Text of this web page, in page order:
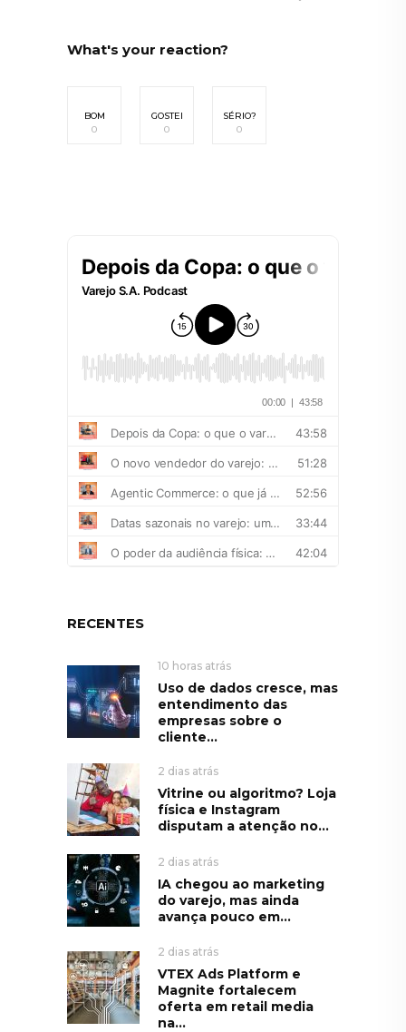
What's your reaction?
BOM
0
GOSTEI
0
SÉRIO?
0
RECENTES
10 horas atrás
Uso de dados cresce, mas
entendimento das
empresas sobre o
cliente...
2 dias atrás
Vitrine ou algoritmo? Loja
física e Instagram
disputam a atenção no...
2 dias atrás
IA chegou ao marketing
do varejo, mas ainda
avança pouco em...
2 dias atrás
VTEX Ads Platform e
Magnite fortalecem
oferta em retail media
na...